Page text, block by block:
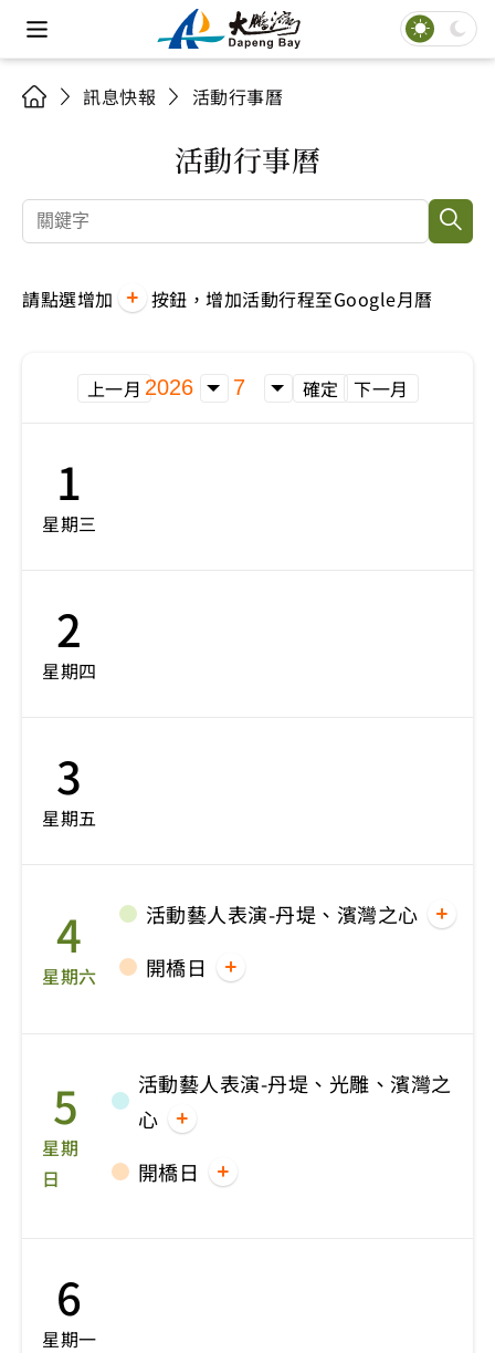
訊息快報 活動行事曆
活動行事曆
請點選增加 按鈕，增加活動行程至Google月曆
上一月 確定 下一月
1
星期三
2
星期四
3
星期五
4
星期六
活動藝人表演-丹堤、濱灣之心
開橋日
5
星期
日
活動藝人表演-丹堤、光雕、濱灣之
心
開橋日
6
星期一